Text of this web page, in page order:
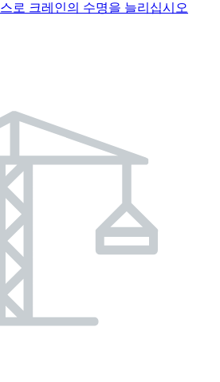
로 크레인의 수명을 늘리십시오